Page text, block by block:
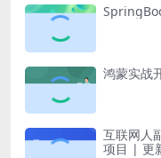
鸿蒙实战
互联网人
项目 | 更